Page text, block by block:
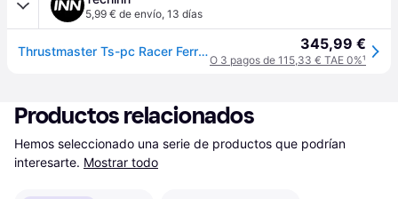
5,99 € de envío, 13 días
Thrustmaster Ts-pc Racer Ferrari 488 Challenge Edition Steering Wheel Negro 345,99 €
O 3 pagos de 115,33 € TAE 0%¹
Productos relacionados
Hemos seleccionado una serie de productos que podrían
interesarte. Mostrar todo